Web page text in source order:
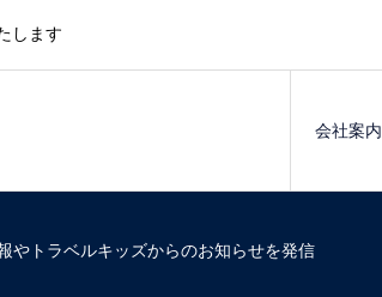
します
会社案内
やトラベルキッズからのお知らせを発信